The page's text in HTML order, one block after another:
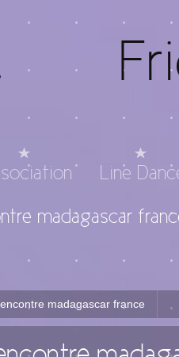
Line
madagascar
madagascar france